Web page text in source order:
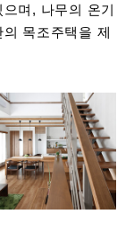
며, 나무의 온기
목조주택을 제